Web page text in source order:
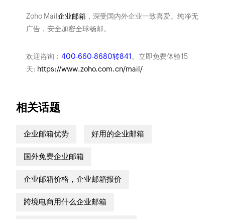
Zoho Mail企业邮箱，深受国内外企业一致喜爱。纯净无
广告，安全加密全球畅邮。
欢迎咨询： 400-660-8680转841 。立即免费体验15
天: https://www.zoho.com.cn/mail/
相关话题
企业邮箱优势 好用的企业邮箱
国外免费企业邮箱
企业邮箱价格，企业邮箱报价
跨境电商用什么企业邮箱